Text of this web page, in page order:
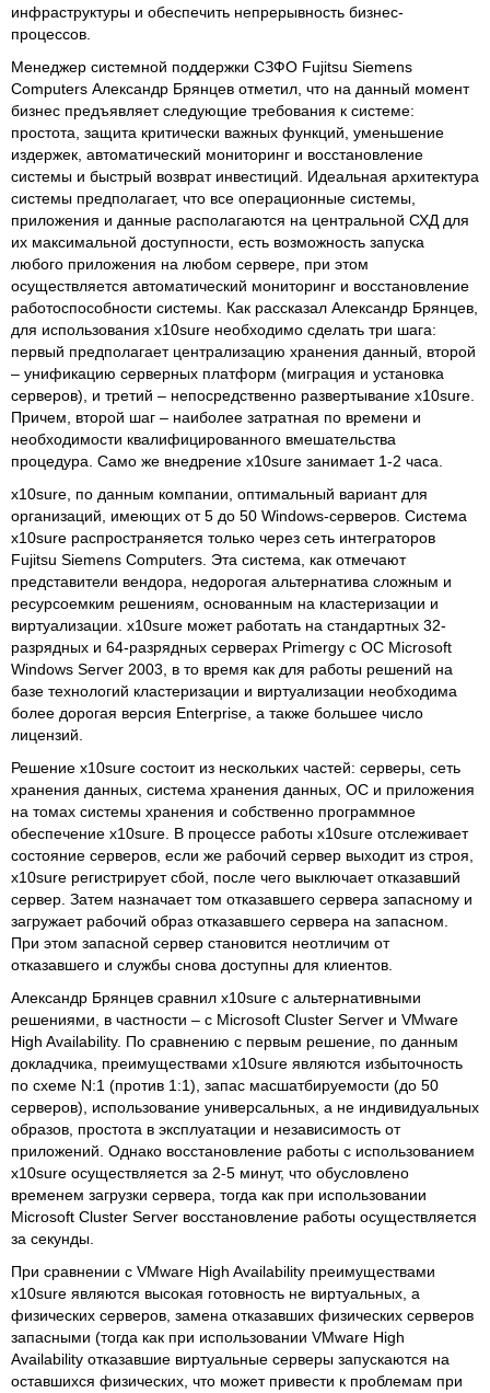
инфраструктуры и обеспечить непрерывность бизнес-
процессов.
Менеджер системной поддержки СЗФО Fujitsu Siemens
Computers Александр Брянцев отметил, что на данный момент
бизнес предъявляет следующие требования к системе:
простота, защита критически важных функций, уменьшение
издержек, автоматический мониторинг и восстановление
системы и быстрый возврат инвестиций. Идеальная архитектура
системы предполагает, что все операционные системы,
приложения и данные располагаются на центральной СХД для
их максимальной доступности, есть возможность запуска
любого приложения на любом сервере, при этом
осуществляется автоматический мониторинг и восстановление
работоспособности системы. Как рассказал Александр Брянцев,
для использования x10sure необходимо сделать три шага:
первый предполагает централизацию хранения данный, второй
– унификацию серверных платформ (миграция и установка
серверов), и третий – непосредственно развертывание x10sure.
Причем, второй шаг – наиболее затратная по времени и
необходимости квалифицированного вмешательства
процедура. Само же внедрение x10sure занимает 1-2 часа.
x10sure, по данным компании, оптимальный вариант для
организаций, имеющих от 5 до 50 Windows-серверов. Система
x10sure распространяется только через сеть интеграторов
Fujitsu Siemens Computers. Эта система, как отмечают
представители вендора, недорогая альтернатива сложным и
ресурсоемким решениям, основанным на кластеризации и
виртуализации. x10sure может работать на стандартных 32-
разрядных и 64-разрядных серверах Primergy с ОС Microsoft
Windows Server 2003, в то время как для работы решений на
базе технологий кластеризации и виртуализации необходима
более дорогая версия Enterprise, а также большее число
лицензий.
Решение x10sure состоит из нескольких частей: серверы, сеть
хранения данных, система хранения данных, ОС и приложения
на томах системы хранения и собственно программное
обеспечение x10sure. В процессе работы x10sure отслеживает
состояние серверов, если же рабочий сервер выходит из строя,
x10sure регистрирует сбой, после чего выключает отказавший
сервер. Затем назначает том отказавшего сервера запасному и
загружает рабочий образ отказавшего сервера на запасном.
При этом запасной сервер становится неотличим от
отказавшего и службы снова доступны для клиентов.
Александр Брянцев сравнил x10sure с альтернативными
решениями, в частности – с Microsoft Cluster Server и VMware
High Availability. По сравнению с первым решение, по данным
докладчика, преимуществами x10sure являются избыточность
по схеме N:1 (против 1:1), запас масшатбируемости (до 50
серверов), использование универсальных, а не индивидуальных
образов, простота в эксплуатации и независимость от
приложений. Однако восстановление работы с использованием
x10sure осуществляется за 2-5 минут, что обусловлено
временем загрузки сервера, тогда как при использовании
Microsoft Cluster Server восстановление работы осуществляется
за секунды.
При сравнении с VMware High Availability преимуществами
x10sure являются высокая готовность не виртуальных, а
физических серверов, замена отказавших физических серверов
запасными (тогда как при использовании VMware High
Availability отказавшие виртуальные серверы запускаются на
оставшихся физических, что может привести к проблемам при